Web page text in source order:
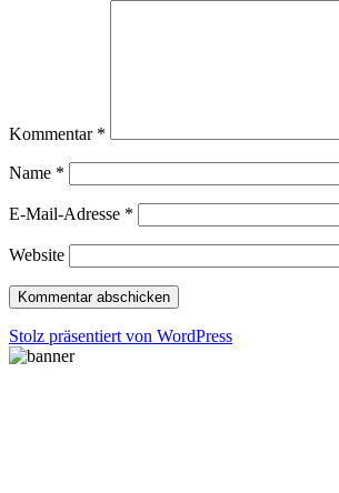
Kommentar *
Name *
E-Mail-Adresse *
Website
Stolz präsentiert von WordPress